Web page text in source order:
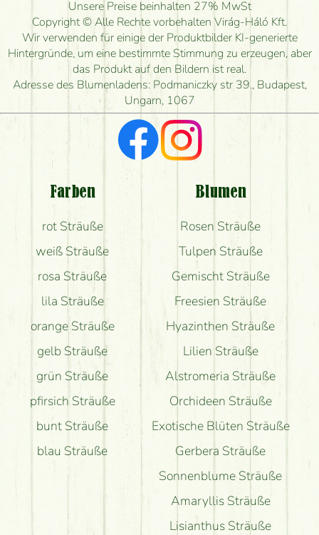
Wie lange kann ich heute Blumen mit Lieferung
bestellen?
Wie schnell können Sie den Blumenstrauß
herstellen und wann können Sie ihn frühestens
liefern?
Ich suche rote Rosen, hast du welche?
Welche Rückmeldungen bekomme ich zum
Blumenversand?
Bekomme ich wirklich, was auf dem Bild zu sehen
Unsere Preise beinhalten 27% MwSt
Copyright © Alle Rechte vorbehalten Virág-Háló Kft.
Wir verwenden für einige der Produktbilder KI-generierte
Hintergründe, um eine bestimmte Stimmung zu erzeugen, aber
das Produkt auf den Bildern ist real.
Adresse des Blumenladens: Podmaniczky str 39., Budapest,
Ungarn, 1067
Farben
rot Sträuße
weiß Sträuße
rosa Sträuße
lila Sträuße
orange Sträuße
gelb Sträuße
grün Sträuße
pfirsich Sträuße
bunt Sträuße
blau Sträuße
Blumen
Rosen Sträuße
Tulpen Sträuße
Gemischt Sträuße
Freesien Sträuße
Hyazinthen Sträuße
Lilien Sträuße
Alstromeria Sträuße
Orchideen Sträuße
Exotische Blüten Sträuße
Gerbera Sträuße
Sonnenblume Sträuße
Amaryllis Sträuße
Lisianthus Sträuße